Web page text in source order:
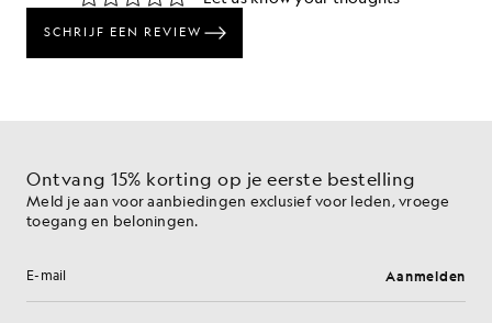
Ontvang 15% korting op je eerste bestelling
Meld je aan voor aanbiedingen exclusief voor leden, vroege
toegang en beloningen.
E-mailadres Aanmelden